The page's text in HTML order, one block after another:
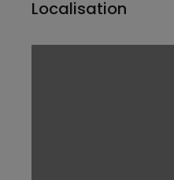
Localisation